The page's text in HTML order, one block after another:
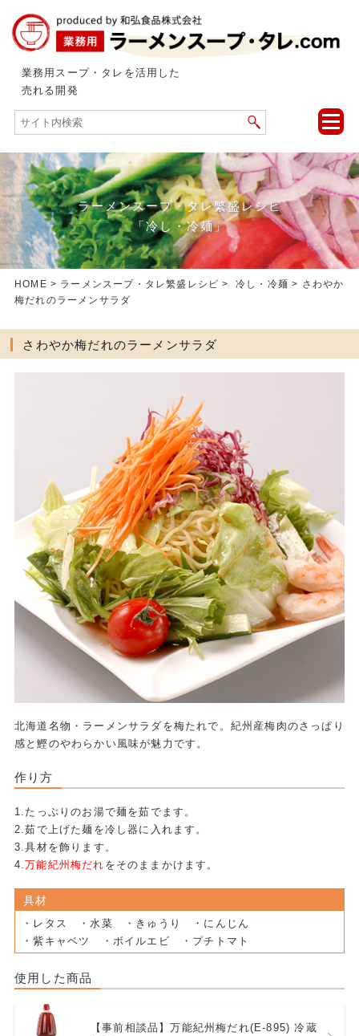
業務用スープ・タレを活用した
売れる開発
toggle
ラーメンスープ・タレ繁盛レシピ
「冷し・冷麺」
HOME > ラーメンスープ・タレ繁盛レシピ >冷し・冷麺 > さわやか
梅だれのラーメンサラダ
さわやか梅だれのラーメンサラダ
北海道名物・ラーメンサラダを梅たれで。紀州産梅肉のさっぱり
感と鰹のやわらかい風味が魅力です。
作り方
1.たっぷりのお湯で麺を茹でます。
2.茹で上げた麺を冷し器に入れます。
3.具材を飾ります。
4.万能紀州梅だれ をそのままかけます。
具材
・レタス ・水菜 ・きゅうり ・にんじん
・紫キャベツ ・ボイルエビ ・プチトマト
使用した商品
【事前相談品】万能紀州梅だれ(E-895) 冷蔵